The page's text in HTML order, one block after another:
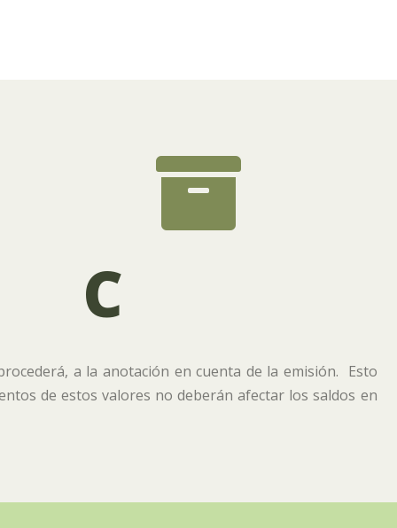

C
a la anotación en cuenta de la emisión. Esto
de estos valores no deberán afectar los saldos en